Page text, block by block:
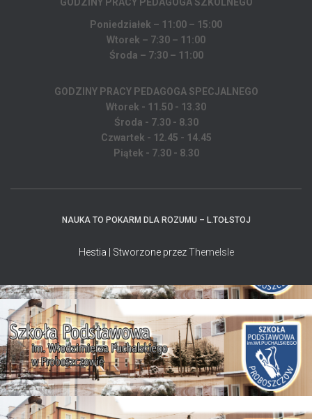
GODZINY PRACY PEDAGOGA SZKOLNEGO
Poniedziałek – 11:00 – 15:00
Wtorek – 7:30 – 11:00
Środa – 7:30 – 11:00
GODZINY PRACY PEDAGOGA SPECJALNEGO
Wtorek - 11.50 - 13.30
Środa - 7.30 - 8.30
Czwartek - 12.45 - 14.45
Piątek - 7.30 - 8.30
NAUKA TO POKARM DLA ROZUMU – L.TOŁSTOJ
Hestia | Stworzone przezThemeIsle